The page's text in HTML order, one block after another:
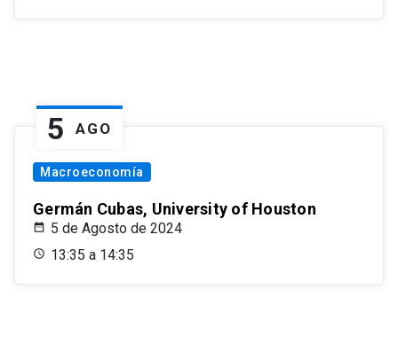
5 AGO
Macroeconomía
Germán Cubas, University of Houston
5 de Agosto de 2024
13:35 a 14:35